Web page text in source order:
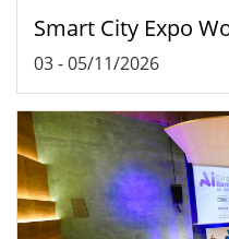
Smart City Expo
03-05/11/2026